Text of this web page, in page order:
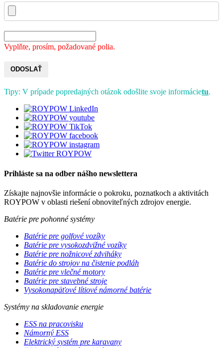
Vyplňte, prosím, požadované polia.
ODOSLAŤ
Tipy: V prípade popredajných otázok odošlite svoje informácietu.
Prihláste sa na odber nášho newslettera
Získajte najnovšie informácie o pokroku, poznatkoch a aktivitách
ROYPOW v oblasti riešení obnoviteľných zdrojov energie.
Batérie pre pohonné systémy
Batérie pre golfové vozíky
Batérie pre vysokozdvižné vozíky
Batérie pre nožnicové zdviháky
Batérie do strojov na čistenie podláh
Batérie pre vlečné motory
Batérie pre stavebné stroje
Vysokonapäťové lítiové námorné batérie
Systémy na skladovanie energie
ESS na pracovisku
Námorný ESS
Elektrický systém pre karavany